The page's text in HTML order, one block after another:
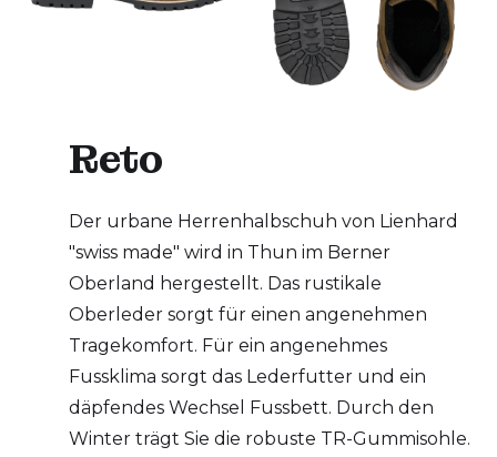
Reto
Der urbane Herrenhalbschuh von Lienhard
"swiss made" wird in Thun im Berner
Oberland hergestellt. Das rustikale
Oberleder sorgt für einen angenehmen
Tragekomfort. Für ein angenehmes
Fussklima sorgt das Lederfutter und ein
däpfendes Wechsel Fussbett. Durch den
Winter trägt Sie die robuste TR-Gummisohle.